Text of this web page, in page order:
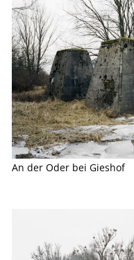
An der Oder bei Gieshof